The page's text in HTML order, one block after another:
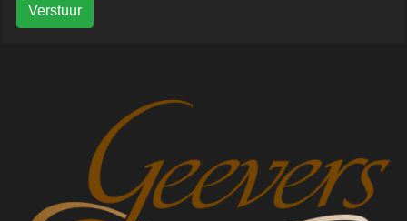
Verstuur